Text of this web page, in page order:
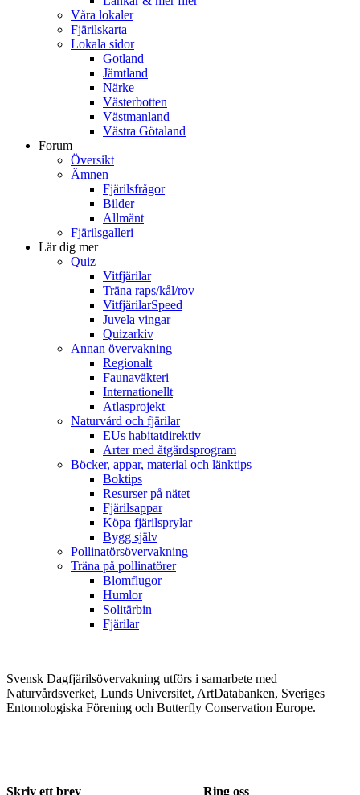
Våra lokaler
Fjärilskarta
Lokala sidor
Gotland
Jämtland
Närke
Västerbotten
Västmanland
Västra Götaland
Forum
Översikt
Ämnen
Fjärilsfrågor
Bilder
Allmänt
Fjärilsgalleri
Lär dig mer
Quiz
Vitfjärilar
Träna raps/kål/rov
VitfjärilarSpeed
Juvela vingar
Quizarkiv
Annan övervakning
Regionalt
Faunaväkteri
Internationellt
Atlasprojekt
Naturvård och fjärilar
EUs habitatdirektiv
Arter med åtgärdsprogram
Böcker, appar, material och länktips
Boktips
Resurser på nätet
Fjärilsappar
Köpa fjärilsprylar
Bygg själv
Pollinatörsövervakning
Träna på pollinatörer
Blomflugor
Humlor
Solitärbin
Fjärilar
Svensk Dagfjärilsövervakning utförs i samarbete med
Naturvårdsverket, Lunds Universitet, ArtDatabanken, Sveriges
Entomologiska Förening och Butterfly Conservation Europe.
Skriv ett brev Ring oss